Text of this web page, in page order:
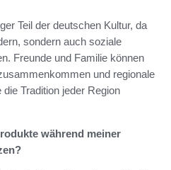
Teil der deutschen Kultur, da
sondern auch soziale
Freunde und Familie können
und regionale
Tradition jeder Region
während meiner